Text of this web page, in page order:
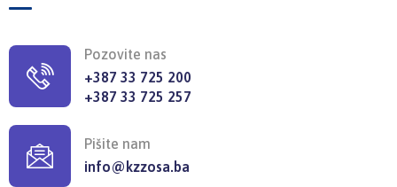
Pozovite nas
+387 33 725 200
+387 33 725 257
Pišite nam
info@kzzosa.ba